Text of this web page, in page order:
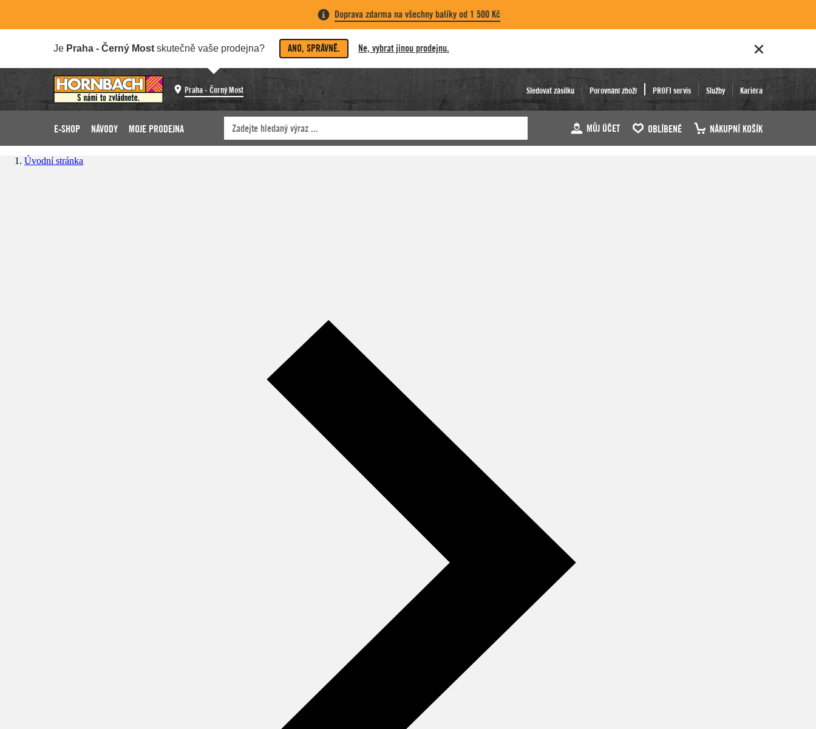
Doprava zdarma na všechny balíky od 1 500 Kč
Je Praha - Černý Most skutečně vaše prodejna? ANO, SPRÁVNĚ. Ne, vybrat jinou prodejnu.
Praha - Černý Most Sledovat zásilku Porovnání zboží PROFI servis Služby Kariéra
E-SHOP NÁVODY MOJE PRODEJNA MŮJ ÚČET OBLÍBENÉ NÁKUPNÍ KOŠÍK
Úvodní stránka